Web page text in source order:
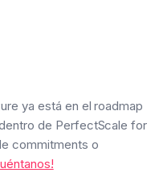
ya está en el roadmap
de PerfectScale for
commitments o